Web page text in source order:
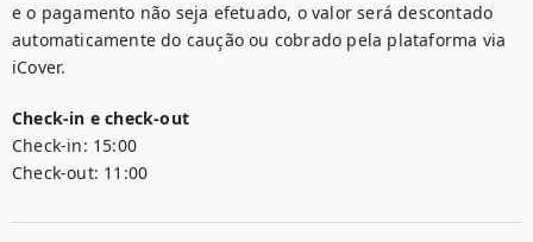
e o pagamento não seja efetuado, o valor será descontado
automaticamente do caução ou cobrado pela plataforma via
iCover.
Check-in e check-out
Check-in: 15:00
Check-out: 11:00